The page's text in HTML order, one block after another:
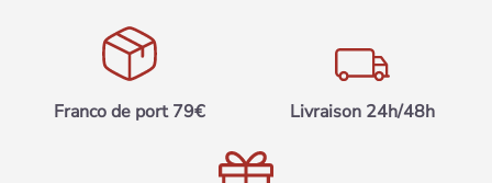
Franco de port 79€ Livraison 24h/48h